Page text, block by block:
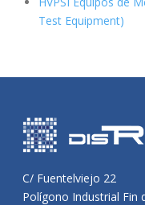
Test Equipment)
C/ Fuentelviejo 22
Polígono Industrial Fin